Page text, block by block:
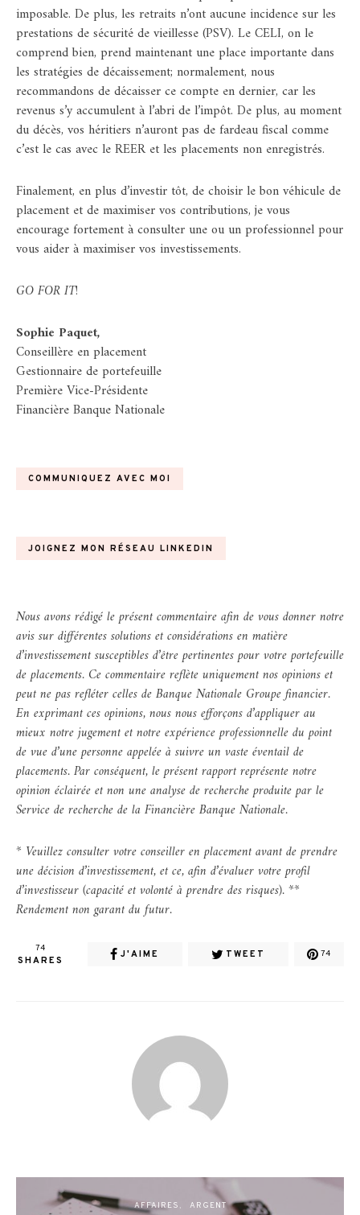
imposable. De plus, les retraits n’ont aucune incidence sur les
prestations de sécurité de vieillesse (PSV). Le CELI, on le
comprend bien, prend maintenant une place importante dans
les stratégies de décaissement; normalement, nous
recommandons de décaisser ce compte en dernier, car les
revenus s’y accumulent à l’abri de l’impôt. De plus, au moment
du décès, vos héritiers n’auront pas de fardeau fiscal comme
c’est le cas avec le REER et les placements non enregistrés.
Finalement, en plus d’investir tôt, de choisir le bon véhicule de
placement et de maximiser vos contributions, je vous
encourage fortement à consulter une ou un professionnel pour
vous aider à maximiser vos investissements.
GO FOR IT!
Sophie Paquet,
Conseillère en placement
Gestionnaire de portefeuille
Première Vice-Présidente
Financière Banque Nationale
COMMUNIQUEZ AVEC MOI
JOIGNEZ MON RÉSEAU LINKEDIN
Nous avons rédigé le présent commentaire afin de vous donner notre
avis sur différentes solutions et considérations en matière
d’investissement susceptibles d’être pertinentes pour votre portefeuille
de placements. Ce commentaire reflète uniquement nos opinions et
peut ne pas refléter celles de Banque Nationale Groupe financier.
En exprimant ces opinions, nous nous efforçons d’appliquer au
mieux notre jugement et notre expérience professionnelle du point
de vue d’une personne appelée à suivre un vaste éventail de
placements. Par conséquent, le présent rapport représente notre
opinion éclairée et non une analyse de recherche produite par le
Service de recherche de la Financière Banque Nationale.
* Veuillez consulter votre conseiller en placement avant de prendre
une décision d’investissement, et ce, afin d’évaluer votre profil
d’investisseur (capacité et volonté à prendre des risques). **
Rendement non garant du futur.
74
SHARES
J'AIME TWEET 74
AFFAIRES ARGENT